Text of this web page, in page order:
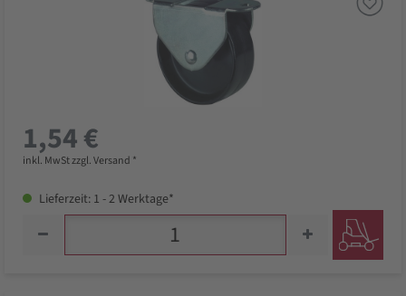
1,54 €
inkl. MwSt zzgl. Versand *
Lieferzeit: 1 - 2 Werktage*